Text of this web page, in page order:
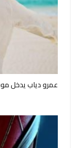
عمرو دياب يدخل